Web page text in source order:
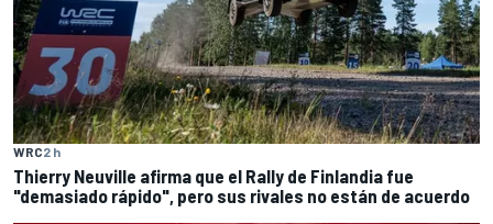
WRC2 h
Thierry Neuville afirma que el Rally de Finlandia fue
"demasiado rápido", pero sus rivales no están de acuerdo